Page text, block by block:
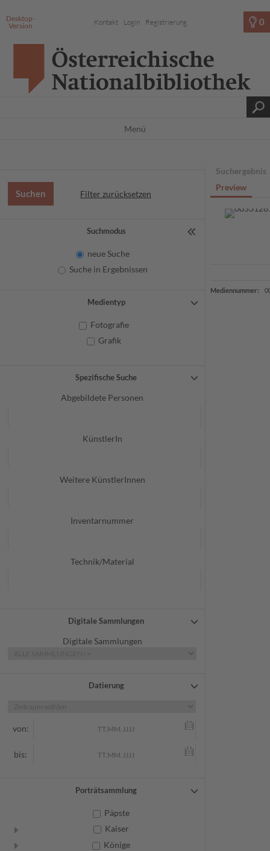
Desktop-
Version
Kontakt Login Registrierung 0
Menü
Filter zurücksetzen
Suchmodus
neue Suche
Suche in Ergebnissen
Medientyp
Fotografie
Grafik
Spezifische Suche
Abgebildete Personen
KünstlerIn
Weitere KünstlerInnen
Inventarnummer
Technik/Material
Digitale Sammlungen
Digitale Sammlungen
Datierung
von:
bis:
Porträtsammlung
Päpste
Kaiser
Könige
Suchergebnis
Preview
Mediennummer: